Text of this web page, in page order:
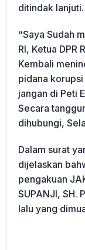
ditindak lanjuti.
“Saya Sudah
RI, Ketua DPR
Kembali
pidana korupsi
jangan di Peti
Secara
dihubungi,
Dalam surat
dijelaskan
pengakuan
SUPANJI, SH.
lalu yang